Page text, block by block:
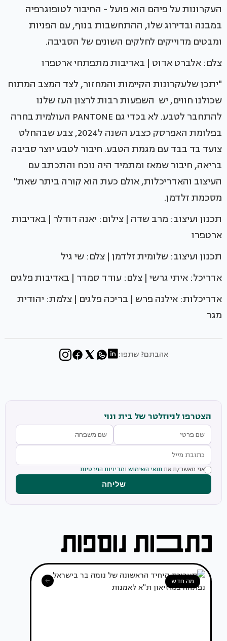
העקרונות על פיהם הוא פועל - החיבור לטופוגרפיה
במבנה ובדירוג שלו, ההתחשבות בנוף, עם הפניות
ומבטים מדוייקים לחלקים השונים של הסביבה.
צלם: אלברט אדוט | באדיבות מתפתחי ארטפרו
"יתכן שלעקרונות הקיימות והמחזור, לצד המצב המתוח
שכולנו חווים, יש השפעות רבות לרצון העז שלנו
להתחבר לטבע. לא בכדי גם PANTONE העולמית בחרה
בפלומת האפרסק כצבע השנה ל2024, צבע שבהחלט
צועד בד בבד עם מגמת הטבע. חיבור לטבע יוצר סביבה
בריאה, חיבור שמאז ומתמיד היה נוכח והתכתב עם
העיצוב והאדריכלות, אולם כעת הוא קורה ביתר שאת"
מסכמת זלדמן.
תכנון ועיצוב: מרב שדה | צילום: יאנה דודלר | באדיבות
ארטפרו
תכנון ועיצוב: שלומית זלדמן | צלם: שי גיל
אדריכל: איתי גרשי | צלם: עודד סמדר | באדיבות פלגים
אדריכלות: אילנה פרש | בריכה פלגים | צלמת: יהודית
מגר
אהבתם? שתפו:
הצטרפו לניוזלטר של בית ונוי
אני מאשר/ת את תנאי השימוש ומדיניות הפרטיות
שליחה
מה חדש